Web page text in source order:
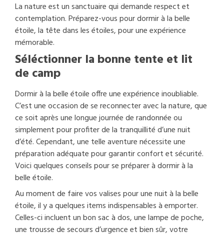
La nature est un sanctuaire qui demande respect et
contemplation. Préparez-vous pour dormir à la belle
étoile, la tête dans les étoiles, pour une expérience
mémorable.
Séléctionner la bonne tente et lit
de camp
Dormir à la belle étoile offre une expérience inoubliable.
C’est une occasion de se reconnecter avec la nature, que
ce soit après une longue journée de randonnée ou
simplement pour profiter de la tranquillité d’une nuit
d’été. Cependant, une telle aventure nécessite une
préparation adéquate pour garantir confort et sécurité.
Voici quelques conseils pour se préparer à dormir à la
belle étoile.
Au moment de faire vos valises pour une nuit à la belle
étoile, il y a quelques items indispensables à emporter.
Celles-ci incluent un bon sac à dos, une lampe de poche,
une trousse de secours d’urgence et bien sûr, votre